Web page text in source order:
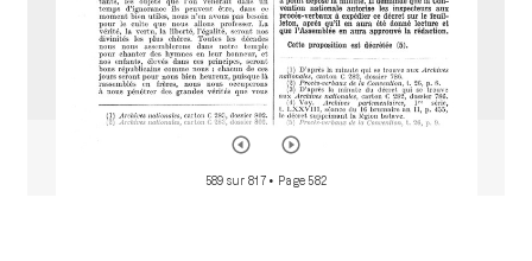
589 sur 817 • Page 582